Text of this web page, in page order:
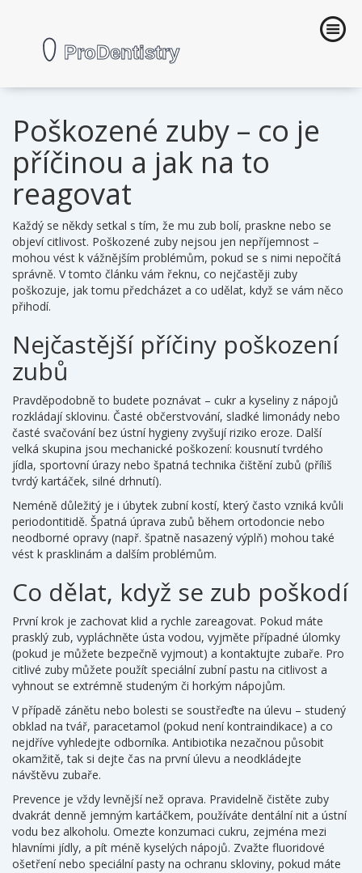
Poškozené zuby – co je
příčinou a jak na to
reagovat
Každý se někdy setkal s tím, že mu zub bolí, praskne nebo se
objeví citlivost. Poškozené zuby nejsou jen nepříjemnost –
mohou vést k vážnějším problémům, pokud se s nimi nepočítá
správně. V tomto článku vám řeknu, co nejčastěji zuby
poškozuje, jak tomu předcházet a co udělat, když se vám něco
přihodí.
Nejčastější příčiny poškození
zubů
Pravděpodobně to budete poznávat – cukr a kyseliny z nápojů
rozkládají sklovinu. Časté občerstvování, sladké limonády nebo
časté svačování bez ústní hygieny zvyšují riziko eroze. Další
velká skupina jsou mechanické poškození: kousnutí tvrdého
jídla, sportovní úrazy nebo špatná technika čištění zubů (příliš
tvrdý kartáček, silné drhnutí).
Neméně důležitý je i úbytek zubní kostí, který často vzniká kvůli
periodontitidě. Špatná úprava zubů během ortodoncie nebo
neodborné opravy (např. špatně nasazený výplň) mohou také
vést k prasklinám a dalším problémům.
Co dělat, když se zub poškodí
První krok je zachovat klid a rychle zareagovat. Pokud máte
prasklý zub, vypláchněte ústa vodou, vyjměte případné úlomky
(pokud je můžete bezpečně vyjmout) a kontaktujte zubaře. Pro
citlivé zuby můžete použít speciální zubní pastu na citlivost a
vyhnout se extrémně studeným či horkým nápojům.
V případě zánětu nebo bolesti se soustřeďte na úlevu – studený
obklad na tvář, paracetamol (pokud není kontraindikace) a co
nejdříve vyhledejte odborníka. Antibiotika nezačnou působit
okamžitě, tak si dejte čas na první úlevu a neodkládejte
návštěvu zubaře.
Prevence je vždy levnější než oprava. Pravidelně čistěte zuby
dvakrát denně jemným kartáčkem, používáte dentální nit a ústní
vodu bez alkoholu. Omezte konzumaci cukru, zejména mezi
hlavními jídly, a pít méně kyselých nápojů. Zvažte fluoridové
ošetření nebo speciální pasty na ochranu skloviny, pokud máte